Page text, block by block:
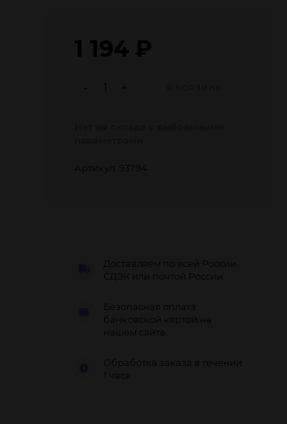
1 194 ₽
Артикул: 93794
Доставляем по всей России:
СДЭК или почтой России
Безопасная оплата
банковской картой на
нашем сайте.
Обработка заказа в течении
1 часа